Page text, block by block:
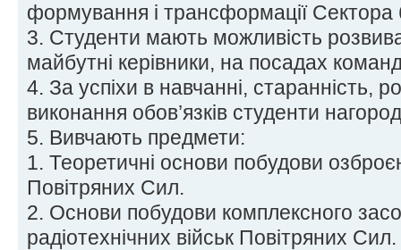
формування і трансформації Сектора
3. Студенти мають можливість
майбутні керівники, на посадах
4. За успіхи в навчанні, старанність,
виконання обов’язків студенти
5. Вивчають предмети:
1. Теоретичні основи побудови
Повітряних Сил.
2. Основи побудови комплексного
радіотехнічних військ Повітряних Сил.